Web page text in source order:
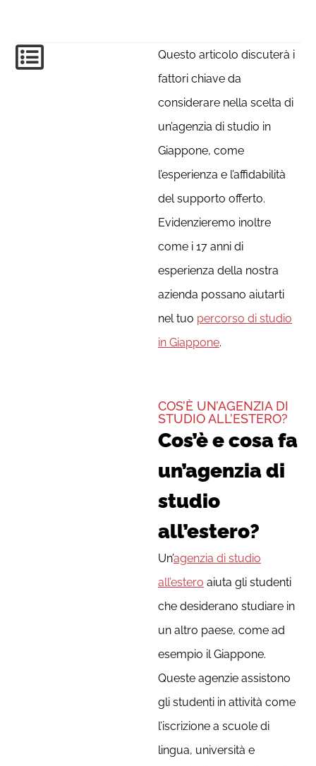
Questo articolo discuterà i
fattori chiave da
considerare nella scelta di
un’agenzia di studio in
Giappone, come
l’esperienza e l’affidabilità
del supporto offerto.
Evidenzieremo inoltre
come i 17 anni di
esperienza della nostra
azienda possano aiutarti
nel tuo percorso di studio
in Giappone.
COS’È UN’AGENZIA DI
STUDIO ALL’ESTERO?
Cos’è e cosa fa
un’agenzia di
studio
all’estero?
Un’agenzia di studio
all’estero aiuta gli studenti
che desiderano studiare in
un altro paese, come ad
esempio il Giappone.
Queste agenzie assistono
gli studenti in attività come
l’iscrizione a scuole di
lingua, università e